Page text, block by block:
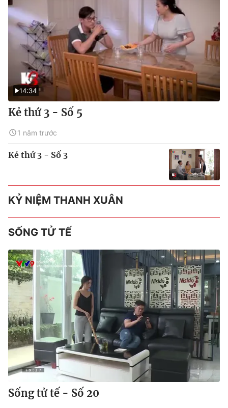
14:34
Kẻ thứ 3 - Số 5
1 năm trước
Kẻ thứ 3 - Số 3
KỶ NIỆM THANH XUÂN
SỐNG TỬ TẾ
Sống tử tế - Số 20